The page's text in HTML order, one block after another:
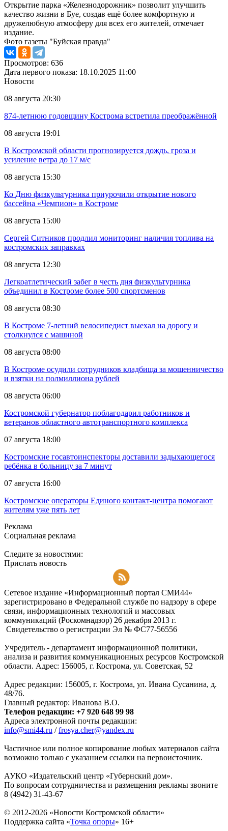
Открытие парка «Железнодорожник» позволит улучшить
качество жизни в Буе, создав ещё более комфортную и
дружелюбную атмосферу для всех его жителей, отмечает
издание.
Фото газеты "Буйская правда"
Просмотров: 636
Дата первого показа: 18.10.2025 11:00
Новости
08 августа 20:30
874-летнюю годовщину Кострома встретила преображённой
08 августа 19:01
В Костромской области прогнозируется дождь, гроза и
усиление ветра до 17 м/с
08 августа 15:30
Ко Дню физкультурника приурочили открытие нового
бассейна «Чемпион» в Костроме
08 августа 15:00
Сергей Ситников продлил мониторинг наличия топлива на
костромских заправках
08 августа 12:30
Легкоатлетический забег в честь дня физкультурника
объединил в Костроме более 500 спортсменов
08 августа 08:30
В Костроме 7-летний велосипедист выехал на дорогу и
столкнулся с машиной
08 августа 08:00
В Костроме осудили сотрудников кладбища за мошенничество
и взятки на полмиллиона рублей
08 августа 06:00
Костромской губернатор поблагодарил работников и
ветеранов областного автотранспортного комплекса
07 августа 18:00
Костромские госавтоинспекторы доставили задыхающегося
ребёнка в больницу за 7 минут
07 августа 16:00
Костромские операторы Единого контакт-центра помогают
жителям уже пять лет
Реклама
Социальная реклама
Следите за новостями:
Прислать новость
Сетевое издание «Информационный портал СМИ44»
зарегистрировано в Федеральной службе по надзору в сфере
связи, информационных технологий и массовых
коммуникаций (Роскомнадзор) 26 декабря 2013 г.
Свидетельство о регистрации Эл № ФC77-56556
Учредитель - департамент информационной политики,
анализа и развития коммуникационных ресурсов Костромской
области. Адрес: 156005, г. Кострома, ул. Советская, 52
Адрес редакции: 156005, г. Кострома, ул. Ивана Сусанина, д.
48/76.
Главный редактор: Иванова В.О.
Телефон редакции: +7 920 648 99 98
Адреса электронной почты редакции:
info@smi44.ru /frosya.cher@yandex.ru
Частичное или полное копирование любых материалов сайта
возможно только с указанием ссылки на первоисточник.
АУКО «Издательский центр «Губернский дом».
По вопросам сотрудничества и размещения рекламы звоните
8 (4942) 31-43-67
© 2012-2026 «Новости Костромской области»
Поддержка сайта «Точка опоры» 16+